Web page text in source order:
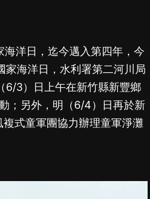
洋日，迄今邁入第四年，今
家海洋日，水利署第二河川局
6/3）日上午在新竹縣新豐鄉
；另外，明（6/4）日再於新
式童軍團協力辦理童軍淨灘